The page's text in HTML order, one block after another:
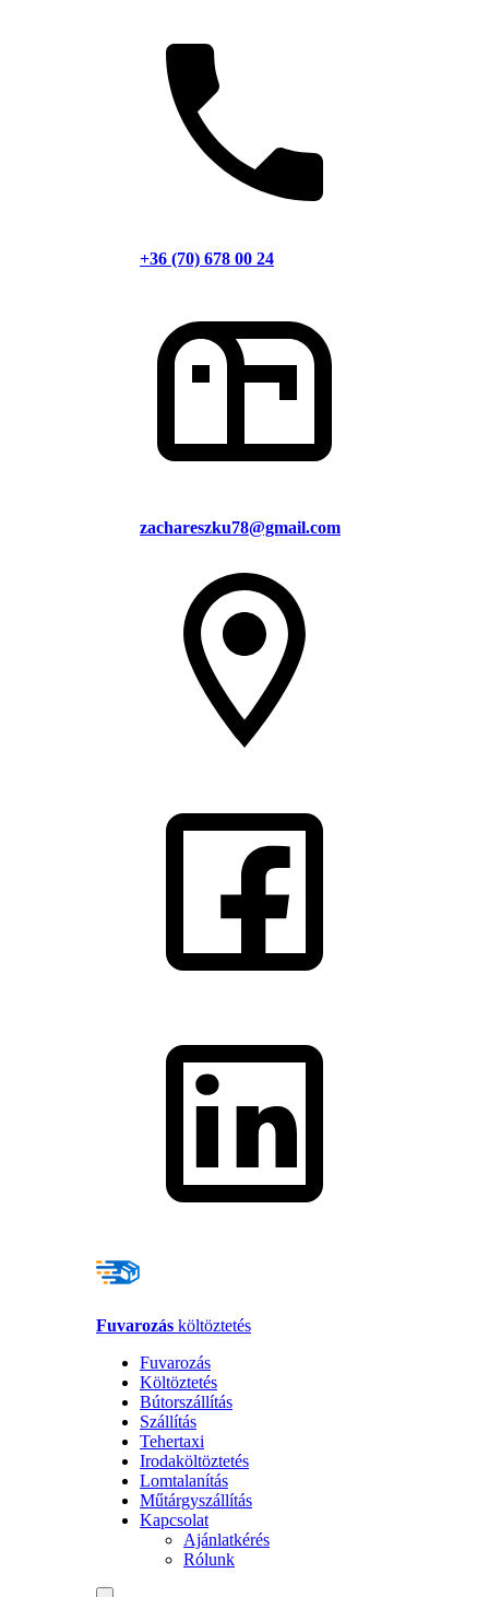
+36 (70) 678 00 24
zachareszku78@gmail.com
Fuvarozás költöztetés
Fuvarozás
Költöztetés
Bútorszállítás
Szállítás
Tehertaxi
Irodaköltöztetés
Lomtalanítás
Műtárgyszállítás
Kapcsolat
Ajánlatkérés
Rólunk